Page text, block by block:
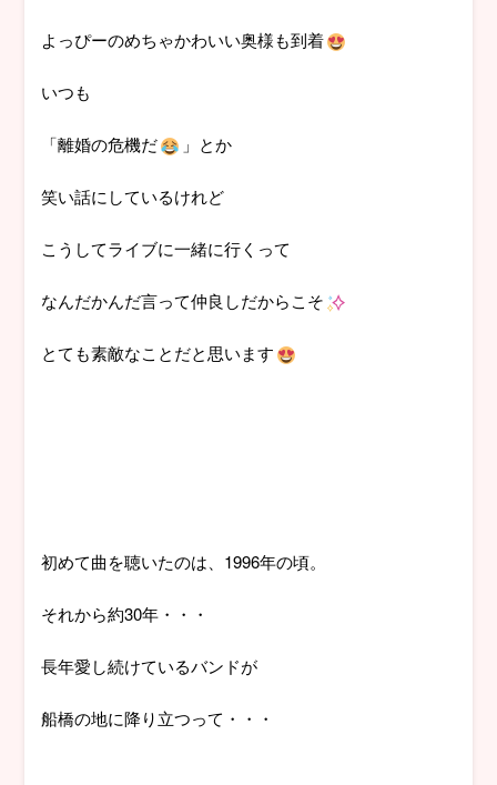
よっぴーのめちゃかわいい奥様も到着
いつも
「離婚の危機だ 」とか
笑い話にしているけれど
こうしてライブに一緒に行くって
なんだかんだ言って仲良しだからこそ
とても素敵なことだと思います
初めて曲を聴いたのは、1996年の頃。
それから約30年・・・
長年愛し続けているバンドが
船橋の地に降り立つって・・・